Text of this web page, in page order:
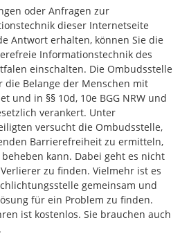
oder Anfragen zur
dieser Internetseite
Antwort erhalten, können Sie die
Informationstechnik des
einschalten. Die Ombudsstelle
Belange der Menschen mit
und in §§ 10d, 10e BGG NRW und
verankert. Unter
versucht die Ombudsstelle,
Barrierefreiheit zu ermitteln,
kann. Dabei geht es nicht
zu finden. Vielmehr ist es
gemeinsam und
für ein Problem zu finden.
ist kostenlos. Sie brauchen auch